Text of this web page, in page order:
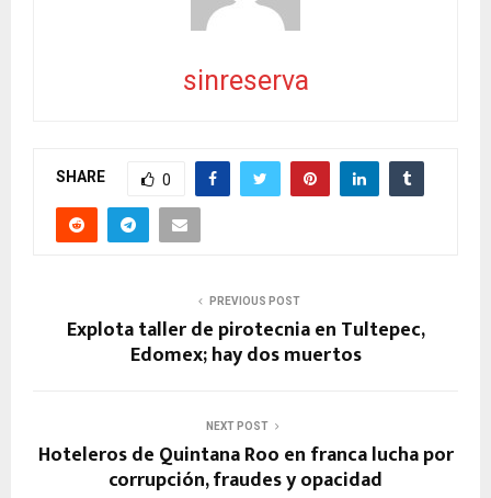
sinreserva
SHARE 0
PREVIOUS POST
Explota taller de pirotecnia en Tultepec,
Edomex; hay dos muertos
NEXT POST
Hoteleros de Quintana Roo en franca lucha por
corrupción, fraudes y opacidad